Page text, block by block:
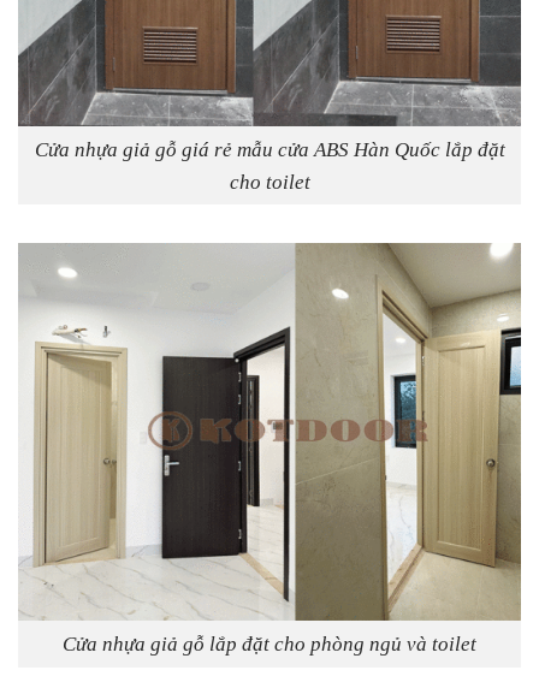
Cửa nhựa giả gỗ giá rẻ mẫu cửa ABS Hàn Quốc lắp đặt
cho toilet
Cửa nhựa giả gỗ lắp đặt cho phòng ngủ và toilet